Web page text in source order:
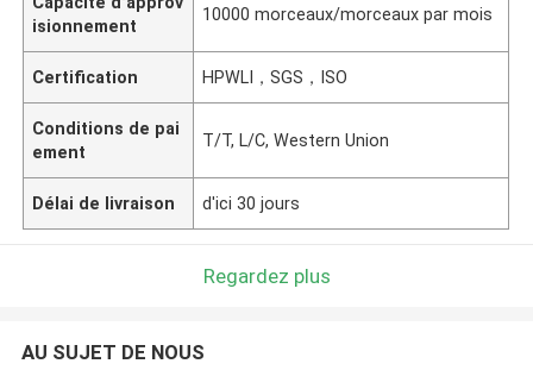
isionnement
10000 morceaux/morceaux par mois
Certification HPWLI，SGS，ISO
Conditions de pai
ement
T/T, L/C, Western Union
Délai de livraison d'ici 30 jours
Regardez plus
AU SUJET DE NOUS